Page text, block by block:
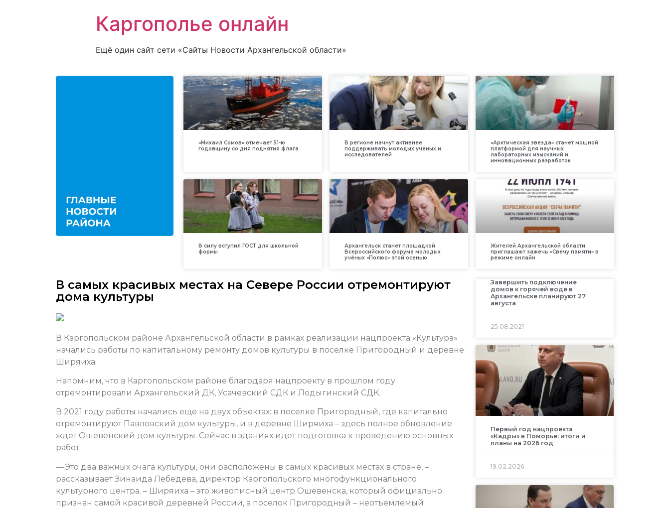
Каргополье онлайн
Ещё один сайт сети «Сайты Новости Архангельской области»
«Михаил Сомов» отмечает 51-ю
годовщину со дня поднятия флага
В регионе начнут активнее
поддерживать молодых ученых и
исследователей
«Арктическая звезда» станет мощной
платформой для научных
лабораторных изысканий и
инновационных разработок
В силу вступил ГОСТ для школьной
формы
Архангельск станет площадкой
Всероссийского форума молодых
учёных «Полюс» этой осенью
Жителей Архангельской области
приглашают зажечь «Свечу памяти» в
режиме онлайн
В самых красивых местах на Севере России отремонтируют
дома культуры
В Каргопольском районе Архангельской области в рамках реализации нацпроекта «Культура»
начались работы по капитальному ремонту домов культуры в поселке Пригородный и деревне
Ширяиха.
Напомним, что в Каргопольском районе благодаря нацпроекту в прошлом году
отремонтировали Архангельский ДК, Усачевский СДК и Лодыгинский СДК.
В 2021 году работы начались еще на двух объектах: в поселке Пригородный, где капитально
отремонтируют Павловский дом культуры, и в деревне Ширяиха – здесь полное обновление
ждет Ошевенский дом культуры. Сейчас в зданиях идет подготовка к проведению основных
работ.
— Это два важных очага культуры, они расположены в самых красивых местах в стране, –
рассказывает Зинаида Лебедева, директор Каргопольского многофункционального
культурного центра. – Ширяиха – это живописный центр Ошевенска, который официально
признан самой красивой деревней России, а поселок Пригородный – неотъемлемый
Завершить подключение
домов к горячей воде в
Архангельске планируют 27
августа
25.08.2021
Первый год нацпроекта
«Кадры» в Поморье: итоги и
планы на 2026 год
19.02.2026